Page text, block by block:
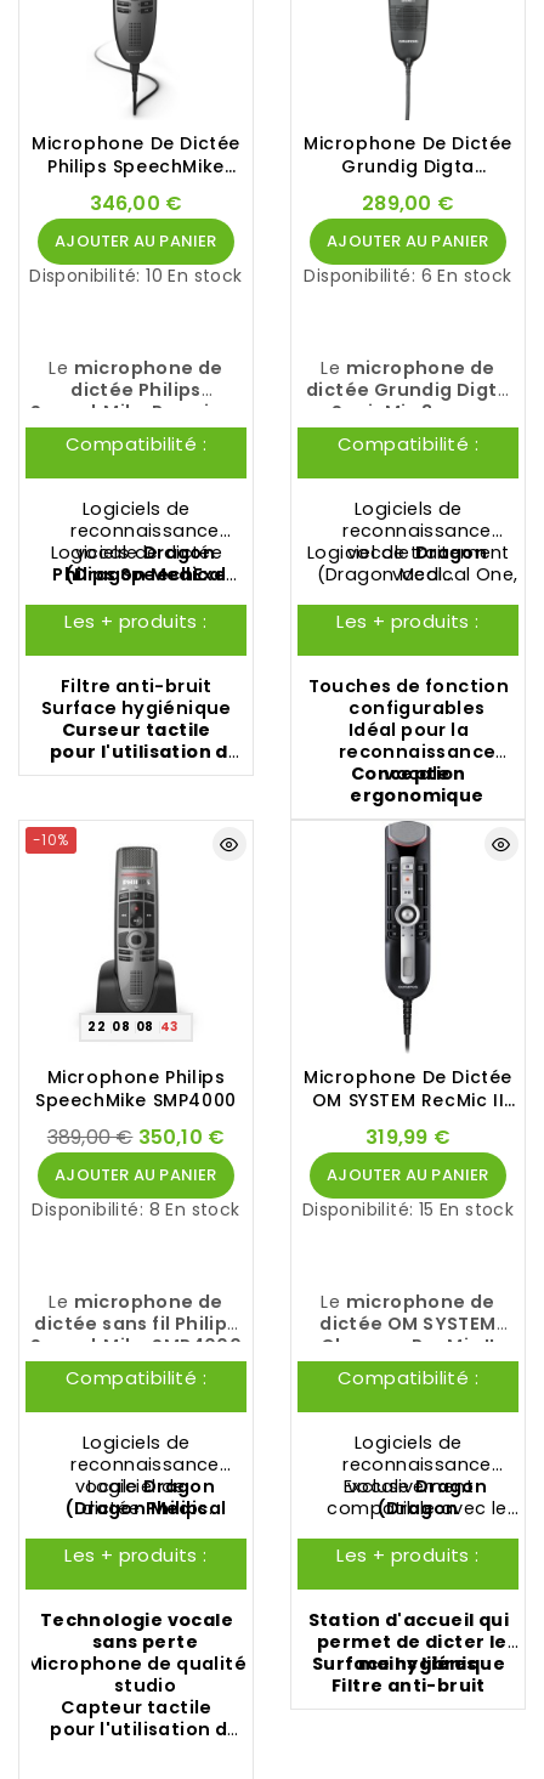
Microphone De Dictée
Philips SpeechMike
SMP3720
346,00 €
AJOUTER AU PANIER
Disponibilité:10 En stock
Le microphone de
dictée Philips
SpeechMike Premium
Touch SMP3720est la
toute dernière
innovation dePHILIPS. Il
est doté d'un
microphone premium
de qualité studioet
d'un interrupteur à 4
positions version
Philips.
Compatibilité :
Logiciels de
reconnaissance
vocaleDragon
(Dragon Medical
Professional
Anywhere
Professional,...)
Logiciels de dictée
PhilipsSpeechExec
SpeechExec Basic
Dictate
Les + produits :
Filtre anti-bruit
Surface hygiénique
Curseur tactile
pour l'utilisation de
la souris
Microphone De Dictée
Grundig Digta
SonicMic 3
289,00 €
AJOUTER AU PANIER
Disponibilité: 6 En stock
Le microphone de
dictée Grundig Digta
SonicMic 3 avec
DigtaSoft One
convainc par son
excellente qualité
d'enregistrement et sa
simplicité du
maniement.
Compatibilité :
Logiciels de
reconnaissance
vocaleDragon
(Dragon Medical One,
Anywhere,Dragon
Professional
Individual,...)
Logiciel de traitement
vocal
DigtaSoft Pro
Les + produits :
Touches de fonction
configurables
Idéal pour la
reconnaissance
vocale
Conception
ergonomique
22 08 08 42
-10%
Microphone Philips
SpeechMike SMP4000
389,00 € 350,10 €
AJOUTER AU PANIER
Disponibilité: 8 En stock
Le microphone de
dictée sans fil Philips
SpeechMike SMP4000
a atteint l'apogée de
son évolution grâce à
la technologie vocale
sans perte
révolutionnaire, sans
les contraintes d'un
câble.
Compatibilité :
Logiciels de
reconnaissance
vocaleDragon
(Dragon Medical
Professional
Anywhere
Professional,...)
Logiciel de
dictéePhilips
Dictate
Les + produits :
Technologie vocale
sans perte
Microphone de qualité
studio
Capteur tactile
pour l'utilisation de
Microphone De Dictée
OM SYSTEM RecMic II
RM‑4010N
319,99 €
AJOUTER AU PANIER
Disponibilité: 15 En stock
Le microphone de
dictée OM SYSTEM
Olympus RecMic II
RM‑4010Na été crée
pour répondre aux
exigences des
professionnels qui
recherchent la facilité
d'utilisation et
d'excellents résultats
en reconnaissance
vocale.
Compatibilité :
Logiciels de
reconnaissance
vocaleDragon
(Dragon
Anywhere,Dragon
Professional
Exclusivement
compatible avec le
SYSTEM ODMS R8
Dictation
Les + produits :
Station d'accueil qui
permet de dicter les
mains libres
Surface hygiénique
Filtre anti-bruit